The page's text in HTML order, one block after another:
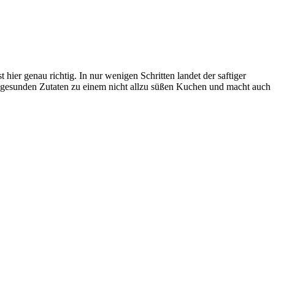
hier genau richtig. In nur wenigen Schritten landet der saftiger
Zutaten zu einem nicht allzu süßen Kuchen und macht auch